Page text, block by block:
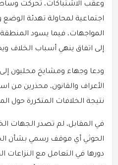
وعقب الاشتباكات، تحركت
اجتماعية لمحاولة تهدئة
المواجهات، فيما يسود
إلى اتفاق ينهي أسباب الخلاف
ودعا وجهاء ومشايخ محليون
الأعراف والقانون، محذرين من
نتيجة الخلافات المتكررة حول
في المقابل، لم تصدر الجهات
الحوثي أي موقف رسمي بشأن
دورها في التعامل مع